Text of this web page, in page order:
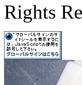
Rights